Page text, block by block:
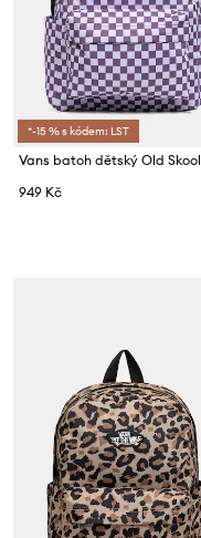
*-15 % s kódem: LST
Vans batoh dětský Old Skool
949 Kč